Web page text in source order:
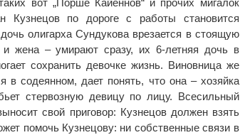
вот „Порше Кайеннов“ и прочих мигалок
по дороге с работы становится
олигарха Сундукова врезается в стоящую
жена – умирают сразу, их 6-летняя дочь в
сохранить девочке жизнь. Виновница же
в содеянном, дает понять, что она – хозяйка
стервозную девицу по лицу. Всесильный
свой приговор: Кузнецов должен взять
помочь Кузнецову: ни собственные связи в